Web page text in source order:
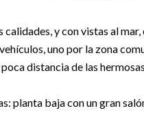
y con vistas al
uno por la zona
poca distancia de las
planta baja con un gran